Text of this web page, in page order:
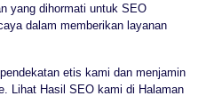
yang dihormati untuk SEO
dalam memberikan layanan
etis kami dan menjamin
Lihat Hasil SEO kami di Halaman